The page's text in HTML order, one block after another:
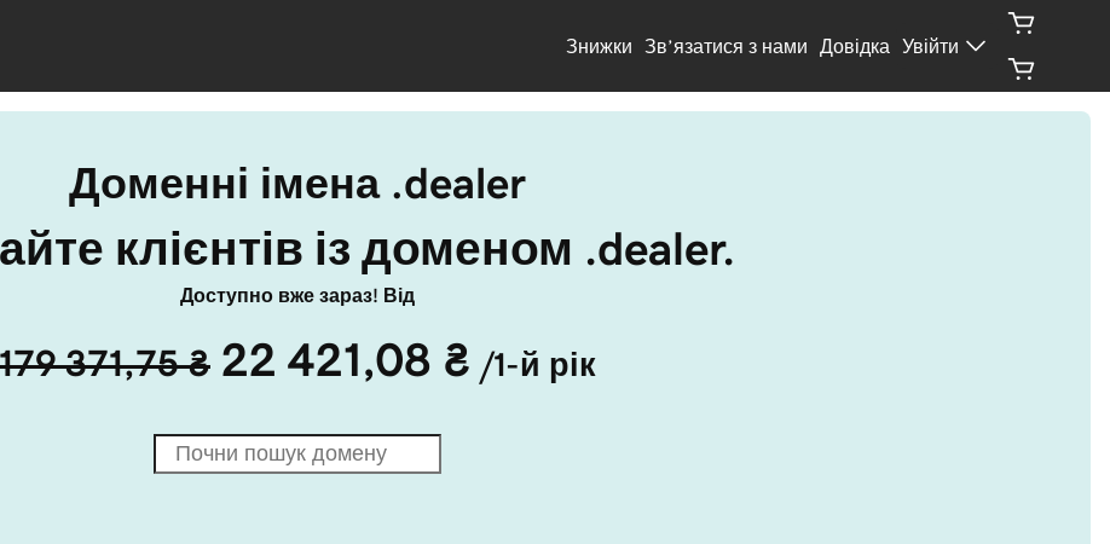
Знижки Зв’язатися з нами Довідка Увійти
Доменні імена .dealer
клієнтів із доменом .dealer.
Доступно вже зараз! Від
179 371,75 ₴ 22 421,08 ₴ /1-й рік